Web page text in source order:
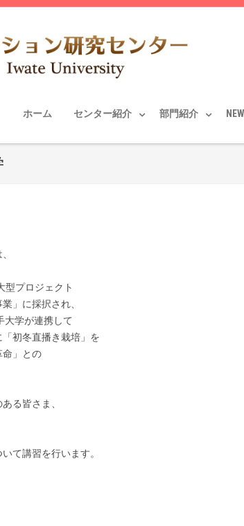
ホーム センター紹介 部門紹介
型プロジェクト
」に採択され、
大学が連携して
初冬直播き栽培」を
命」との
る皆さま、
て講習を行います。